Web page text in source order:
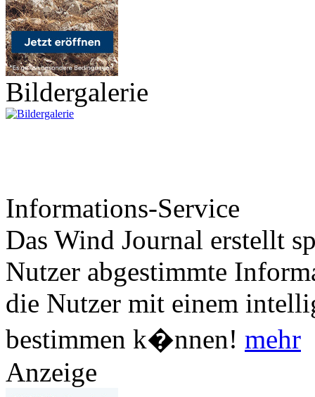
Bildergalerie
Informations-Service
Das Wind Journal erstellt
Nutzer abgestimmte
die Nutzer mit einem
bestimmen k�nnen! mehr
Anzeige